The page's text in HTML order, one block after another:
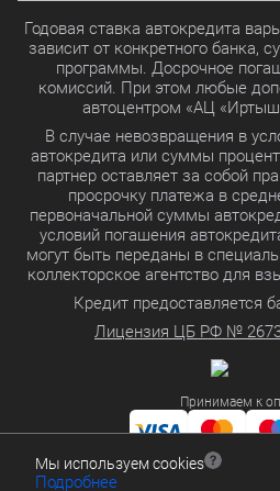
Годовая ставка автокредита
зависит от конкретного банка,
программы. Досрочное
комиссий. При этом любые
автоцентром «АЦ
В случае невозвращения в
автокредита или суммы
партнер оставляет за собой
просрочку платежа в
первоначальной суммы
условий погашения
могут быть переданы в
коллекторское агентство для
Кредит предоставляется
Лицензия ЦБ РФ № 2673
Принимаем к
Политика в отношении
Мы используем cookies
Подробнее